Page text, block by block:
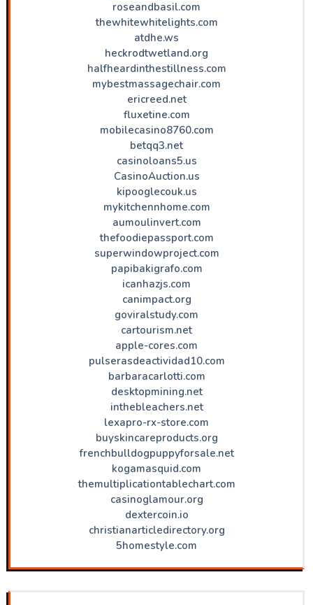
roseandbasil.com
thewhitewhitelights.com
atdhe.ws
heckrodtwetland.org
halfheardinthestillness.com
mybestmassagechair.com
ericreed.net
fluxetine.com
mobilecasino8760.com
betqq3.net
casinoloans5.us
CasinoAuction.us
kipooglecouk.us
mykitchennhome.com
aumoulinvert.com
thefoodiepassport.com
superwindowproject.com
papibakigrafo.com
icanhazjs.com
canimpact.org
goviralstudy.com
cartourism.net
apple-cores.com
pulserasdeactividad10.com
barbaracarlotti.com
desktopmining.net
inthebleachers.net
lexapro-rx-store.com
buyskincareproducts.org
frenchbulldogpuppyforsale.net
kogamasquid.com
themultiplicationtablechart.com
casinoglamour.org
dextercoin.io
christianarticledirectory.org
5homestyle.com